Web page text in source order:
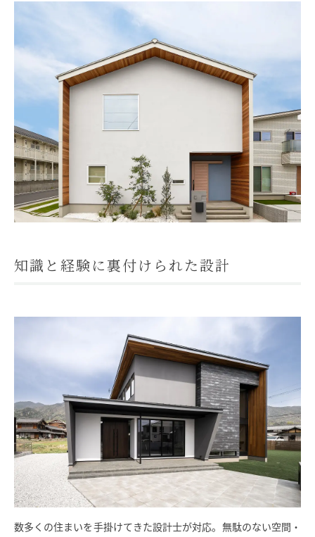
知識と経験に裏付けられた設計
数多くの住まいを手掛けてきた設計士が対応。無駄のない空間・